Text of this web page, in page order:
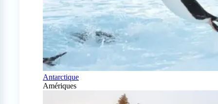
Antarctique
Amériques